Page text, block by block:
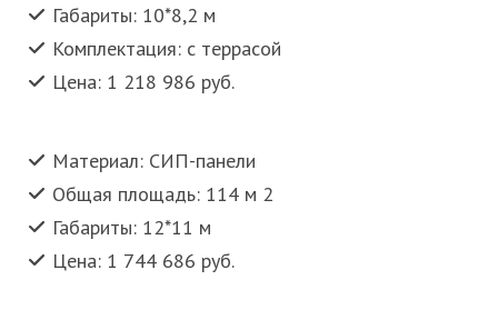
Габариты: 10*8,2 м
Комплектация: с террасой
Цена: 1 218 986 руб.
Материал: СИП-панели
Общая площадь: 114 м 2
Габариты: 12*11 м
Цена: 1 744 686 руб.